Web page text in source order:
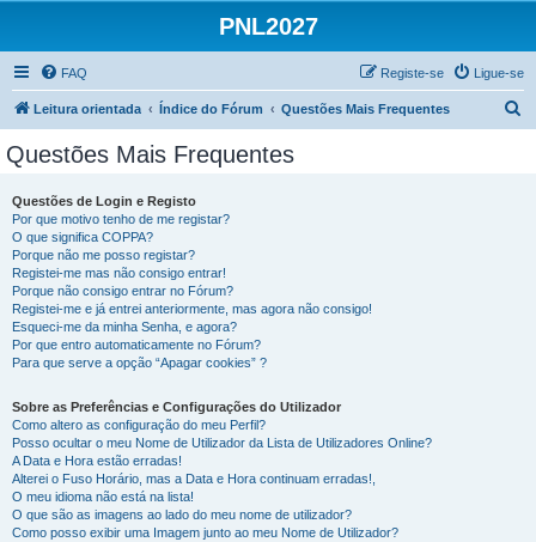
PNL2027
FAQ Ligue-se
Registe-se
Leitura orientada Índice do Fórum Questões Mais Frequentes
Questões Mais Frequentes
Questões de Login e Registo
Por que motivo tenho de me registar?
O que significa COPPA?
Porque não me posso registar?
Registei-me mas não consigo entrar!
Porque não consigo entrar no Fórum?
Registei-me e já entrei anteriormente, mas agora não consigo!
Esqueci-me da minha Senha, e agora?
Por que entro automaticamente no Fórum?
Para que serve a opção “Apagar cookies” ?
Sobre as Preferências e Configurações do Utilizador
Como altero as configuração do meu Perfil?
Posso ocultar o meu Nome de Utilizador da Lista de Utilizadores Online?
A Data e Hora estão erradas!
Alterei o Fuso Horário, mas a Data e Hora continuam erradas!,
O meu idioma não está na lista!
O que são as imagens ao lado do meu nome de utilizador?
Como posso exibir uma Imagem junto ao meu Nome de Utilizador?